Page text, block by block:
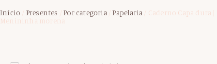
Início Presentes /Por categoria/Papelaria / Caderno Capa dura |
Menininha morena